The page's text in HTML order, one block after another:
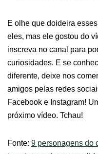
E olhe que doideira
eles, mas ele gostou do
inscreva no canal para
curiosidades. E se
diferente, deixe nos
amigos pelas redes
Facebook e Instagram!
próximo vídeo. Tchau!
Fonte: 9 personagens do